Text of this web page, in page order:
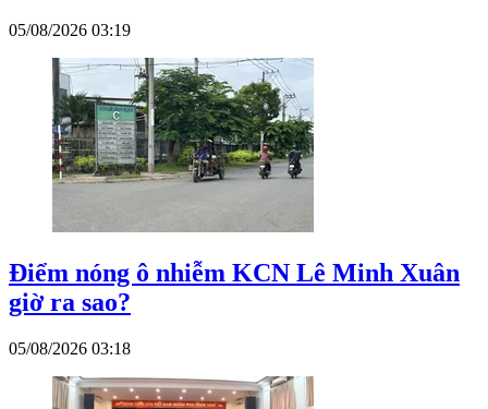
05/08/2026 03:19
Điểm nóng ô nhiễm KCN Lê Minh Xuân
giờ ra sao?
05/08/2026 03:18